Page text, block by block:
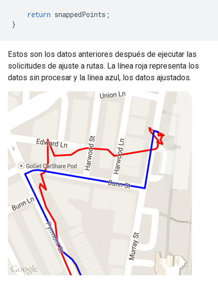
return snappedPoints ;
}
Estos son los datos anteriores después de ejecutar las
solicitudes de ajuste a rutas. La línea roja representa los
datos sin procesar y la línea azul, los datos ajustados.